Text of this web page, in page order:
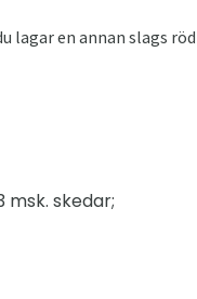
en annan slags
skedar;